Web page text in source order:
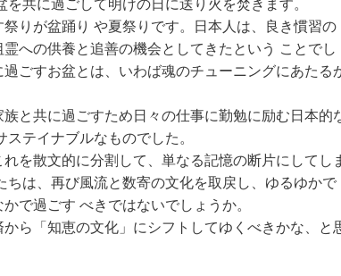
りが盆踊り や夏祭りです。日本人は、良き慣習の
への供養と追善の機会としてきたという ことでし
過ごすお盆とは、いわば魂のチューニングにあたる
と共に過ごすため日々の仕事に勤勉に励む日本的
テイナブルなものでした。
を散文的に分割して、単なる記憶の断片にしてし
ちは、再び風流と数寄の文化を取戻し、ゆるゆかで
で過ごす べきではないでしょうか。
ら「知恵の文化」にシフトしてゆくべきかな、と